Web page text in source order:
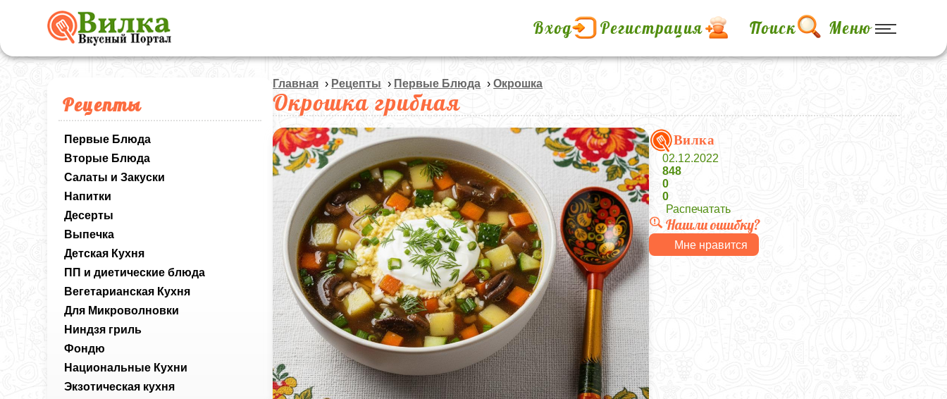
Вход Регистрация Поиск Меню
Рецепты
Первые Блюда
Вторые Блюда
Салаты и Закуски
Напитки
Десерты
Выпечка
Детская Кухня
ПП и диетические блюда
Вегетарианская Кухня
Для Микроволновки
Ниндзя гриль
Фондю
Национальные Кухни
Экзотическая кухня
Главная › Рецепты › Первые Блюда ›Окрошка
Окрошка грибная
Вилка
02.12.2022
848
0
0
Распечатать
Нашли ошибку?
Мне нравится